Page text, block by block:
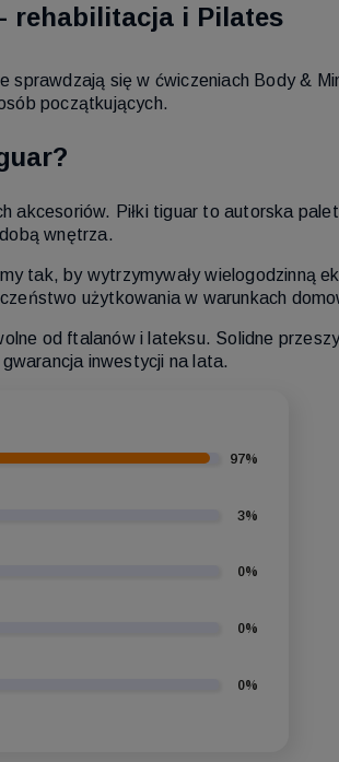
rehabilitacja i Pilates
sprawdzają się w ćwiczeniach Body &
początkujących.
akcesoriów. Piłki tiguar to autorska
wnętrza.
tak, by wytrzymywały wielogodzinną
użytkowania w warunkach
od ftalanów i lateksu. Solidne
inwestycji na lata.
97%
3%
0%
0%
0%